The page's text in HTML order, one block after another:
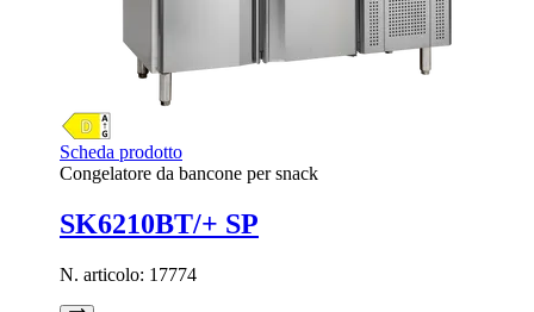
Scheda prodotto
Congelatore da bancone per snack
SK6210BT/+ SP
N. articolo: 17774